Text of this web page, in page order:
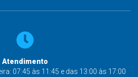
Atendimento
07:45 às 11:45 e das 13:00 às 17:00